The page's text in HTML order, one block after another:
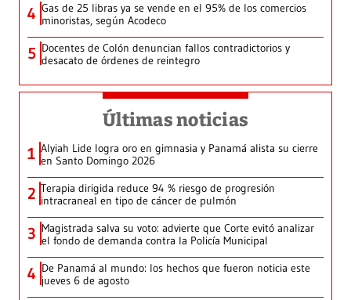
4 Gas de 25 libras ya se vende en el 95% de los comercios
minoristas, según Acodeco
5 Docentes de Colón denuncian fallos contradictorios y
desacato de órdenes de reintegro
Últimas noticias
1 Alyiah Lide logra oro en gimnasia y Panamá alista su cierre
en Santo Domingo 2026
2 Terapia dirigida reduce 94 % riesgo de progresión
intracraneal en tipo de cáncer de pulmón
3 Magistrada salva su voto: advierte que Corte evitó analizar
el fondo de demanda contra la Policía Municipal
4 De Panamá al mundo: los hechos que fueron noticia este
jueves 6 de agosto